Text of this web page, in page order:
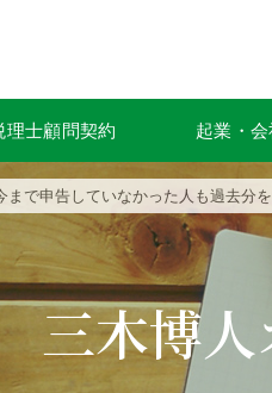
理士顧問契約 起業・
で申告していなかった人も過去分を
三木博